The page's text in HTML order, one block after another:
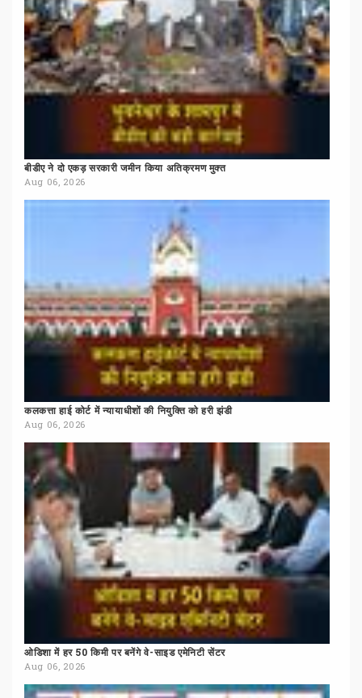
बीडीए ने दो एकड़ सरकारी जमीन किया अतिक्रमण मुक्त
Aug 06, 2026
कलकत्ता हाई कोर्ट में न्यायाधीशों की नियुक्ति को हरी झंडी
Aug 06, 2026
ओडिशा में हर 50 किमी पर बनेंगे वे-साइड एमेनिटी सेंटर
Aug 06, 2026